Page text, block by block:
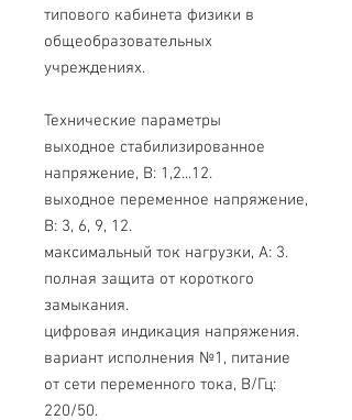
типового кабинета физики в
общеобразовательных
учреждениях.
Технические параметры
выходное стабилизированное
напряжение, В: 1,2...12.
выходное переменное напряжение,
В: 3, 6, 9, 12.
максимальный ток нагрузки, А: 3.
полная защита от короткого
замыкания.
цифровая индикация напряжения.
вариант исполнения №1, питание
от сети переменного тока, В/Гц:
220/50.